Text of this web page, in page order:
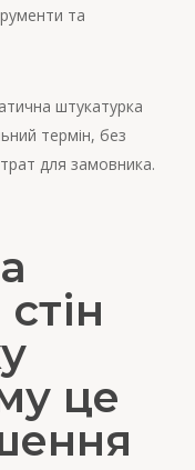
та
штукатурка
термін, без
для замовника.
це